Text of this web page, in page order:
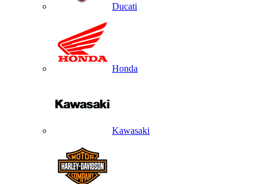
Ducati
Honda
Kawasaki